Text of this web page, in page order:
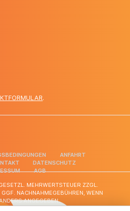
.
ANFAHRT
DATENSCHUTZ
AGB
MEHRWERTSTEUER ZZGL.
GGF. NACHNAHMEGEBÜHREN, WENN
ANGEGEBEN.